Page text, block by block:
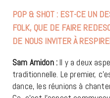
POP & SHOT : EST-CE UN
FOLK, QUE DE FAIRE
DE NOUS INVITER À
Sam Amidon : Il y a deux
traditionnelle. Le premier,
dance, les réunions à